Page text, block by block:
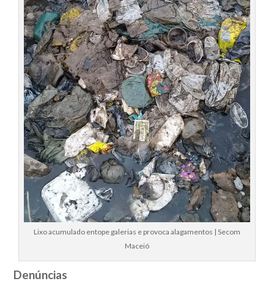
Lixo acumulado entope galerias e provoca alagamentos | Secom
Maceió
Denúncias